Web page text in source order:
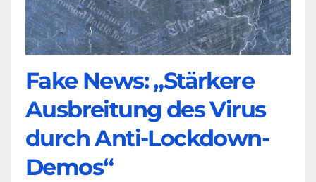
Fake News: „Stärkere
Ausbreitung des Virus
durch Anti-Lockdown-
Demos“